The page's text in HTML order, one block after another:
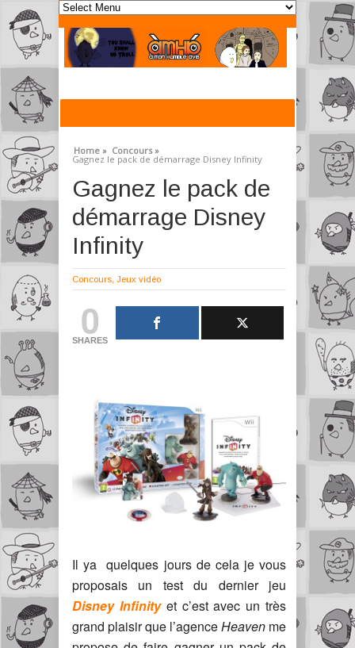
Home » Concours »
Gagnez le pack de démarrage Disney Infinity
Gagnez le pack de
démarrage Disney
Infinity
Concours Jeux vidéo
0
SHARES
Il ya quelques jours de cela je vous
proposais un test du dernier jeu
Disney Infinityet c’est avec un très
grand plaisir que l’agenceHeaven me